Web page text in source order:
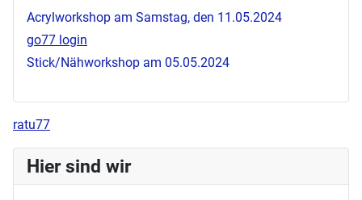
Acrylworkshop am Samstag, den 11.05.2024
go77 login
Stick/Nähworkshop am 05.05.2024
ratu77
Hier sind wir